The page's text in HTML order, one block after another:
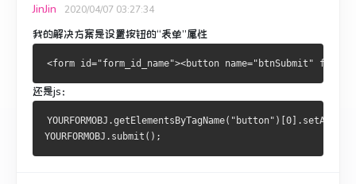
JinJin 2020/04/07 03:27:34
我的解决方案是设置按钮的“表单”属性
还是js：
YOURFORMOBJ.submit();